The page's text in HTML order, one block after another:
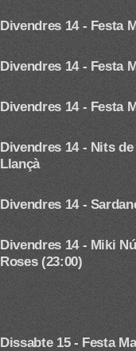
Divendres 14 - Festa
Divendres 14 - Festa
Divendres 14 - Festa
Divendres 14 - Nits
Llançà
Divendres 14 -
Divendres 14 - Miki
Roses (23:00)
Dissabte 15 - Festa